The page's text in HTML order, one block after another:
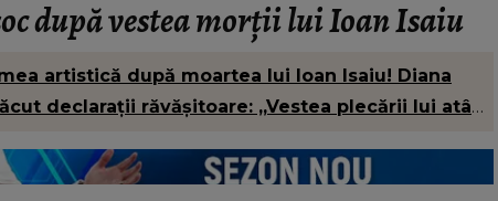
după vestea morții lui Ioan Isaiu
artistică după moartea lui Ioan Isaiu! Diana
declarații răvășitoare: „Vestea plecării lui atât
Fratele
ani
Cum a descoperit Alina Pușcău boala.
Vedeta a făcut mărturisiri
cutremurătoare din salon: „Nu vreau
să vă fie milă de mine.”